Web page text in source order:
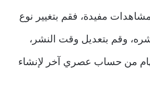
مفيدة، فقم بتغيير نوع
وقم بتعديل وقت النشر،
من حساب عصري آخر لإنشاء